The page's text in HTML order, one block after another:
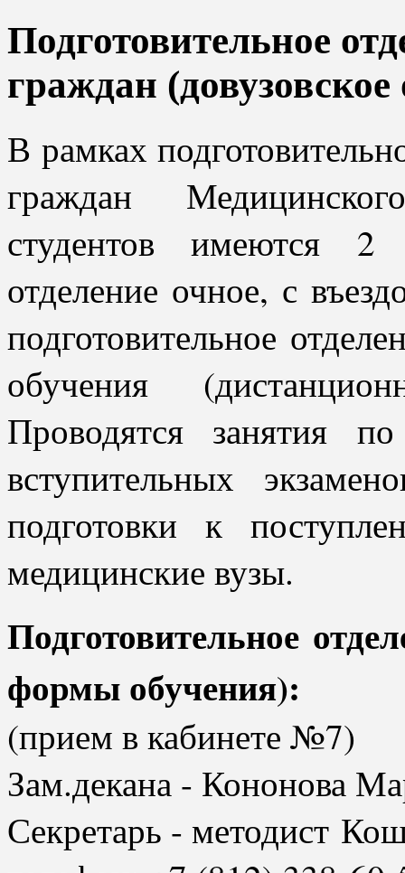
Подготовительное
граждан (довузовское
В рамках
граждан
студентов имеются 2
отделение очное, с
подготовительное
обучения
Проводятся занятия
вступительных
подготовки к
медицинские вузы.
Подготовительное
формы обучения):
(прием в кабинете №7)
Зам.декана - Кононова
Секретарь - методист